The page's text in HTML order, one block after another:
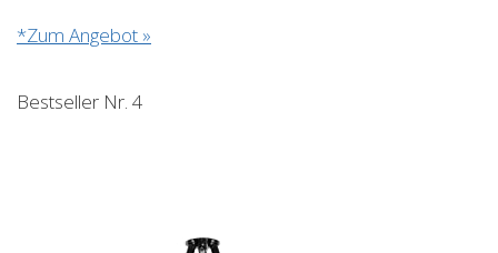
*Zum Angebot »
Bestseller Nr. 4